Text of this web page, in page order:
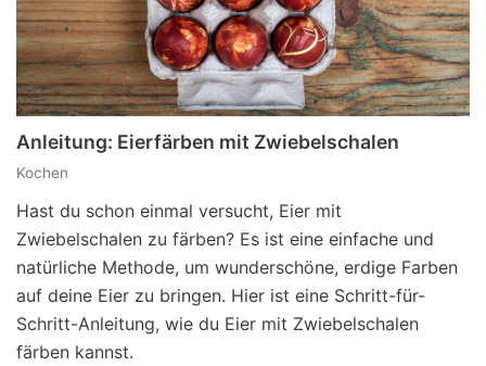
Anleitung: Eierfärben mit Zwiebelschalen
Kochen
Hast du schon einmal versucht, Eier mit
Zwiebelschalen zu färben? Es ist eine einfache und
natürliche Methode, um wunderschöne, erdige Farben
auf deine Eier zu bringen. Hier ist eine Schritt-für-
Schritt-Anleitung, wie du Eier mit Zwiebelschalen
färben kannst.